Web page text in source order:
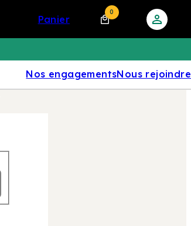
panier
0
Nos engagementsNous rejoindre